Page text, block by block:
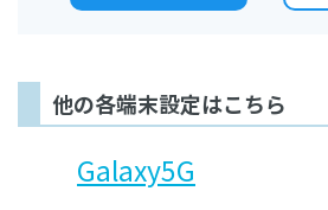
他の各端末設定はこちら
Galaxy5G